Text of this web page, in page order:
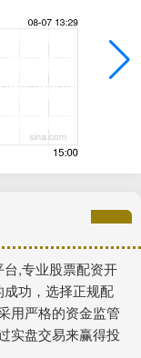
,专业股票配资开
功，选择正规配
用严格的资金监管
实盘交易来赢得投